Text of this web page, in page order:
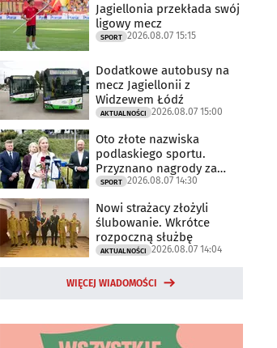
Jagiellonia przekłada swój
ligowy mecz
SPORT 2026.08.07 15:15
Dodatkowe autobusy na
mecz Jagiellonii z
Widzewem Łódź
AKTUALNOŚCI 2026.08.07 15:00
Oto złote nazwiska
podlaskiego sportu.
Przyznano nagrody za
2025 rok
SPORT 2026.08.07 14:30
Nowi strażacy złożyli
ślubowanie. Wkrótce
rozpoczną służbę
AKTUALNOŚCI 2026.08.07 14:04
WIĘCEJ WIADOMOŚCI